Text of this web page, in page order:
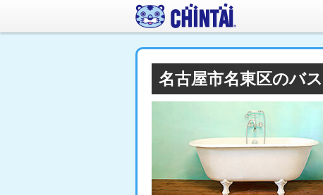
名古屋市名東区のバ